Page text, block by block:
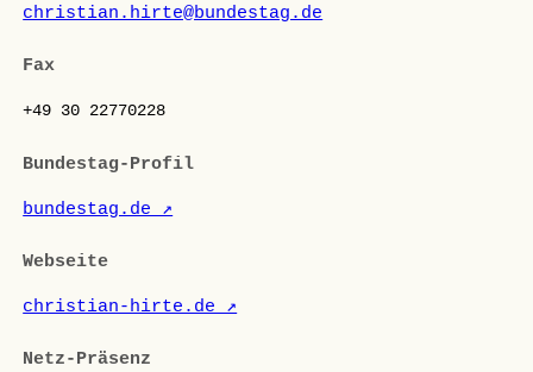
christian.hirte@bundestag.de
Fax
+49 30 22770228
Bundestag-Profil
bundestag.de ↗
Webseite
christian-hirte.de ↗
Netz-Präsenz